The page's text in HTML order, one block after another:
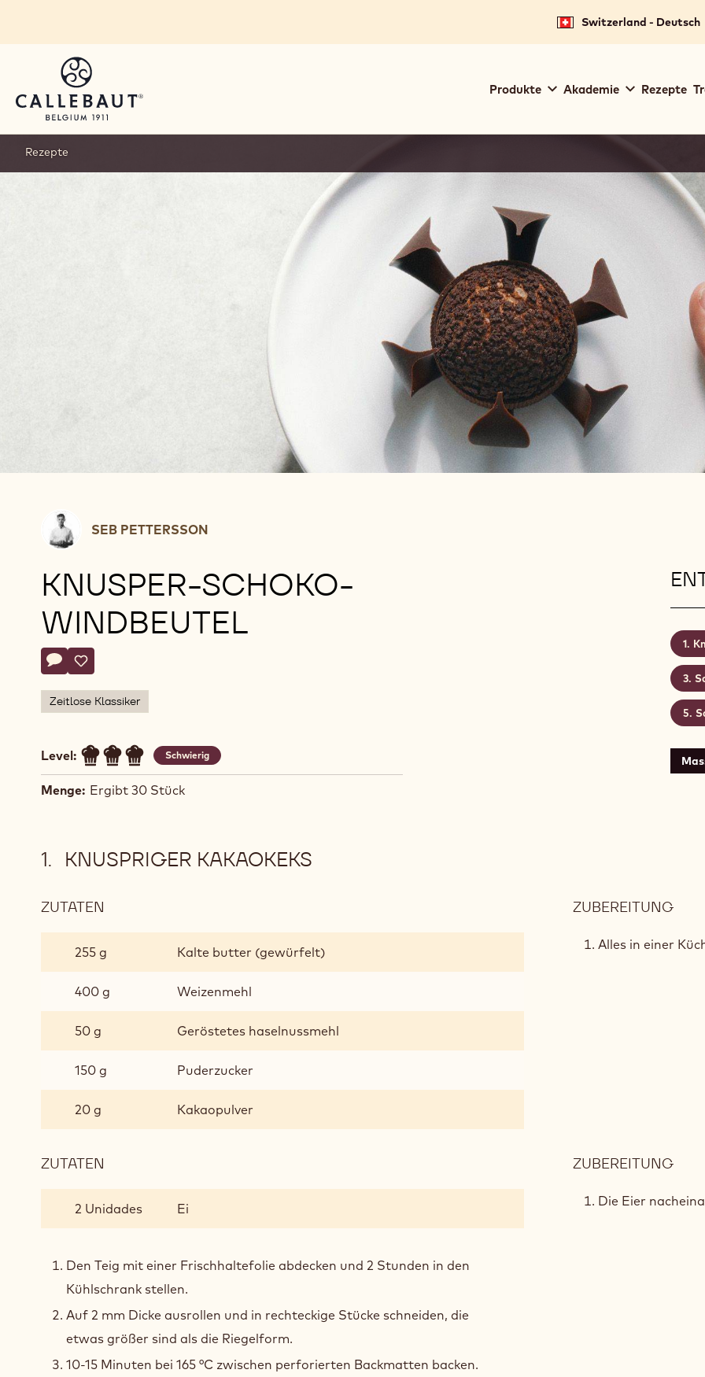
Switzerland - Deutsch
navigation
Produkte Akademie Rezepte
Rezepte
Seb
Pettersson
SEB PETTERSSON
KNUSPER-SCHOKO-
WINDBEUTEL
Actions
Schreibe einen Kommentar
- Knusper-Schoko-Windbeutel
Speichern
- Knusper-Schoko-Windbeutel
Zeitlose Klassiker
Level: Schwierig
Menge: Ergibt 30 Stück
KNUSPRIGER KAKAOKEKS
ZUTATEN
KAKAOKEKS
255 g Kalte butter (gewürfelt)
400 g Weizenmehl
50 g Geröstetes haselnussmehl
150 g Puderzucker
20 g Kakaopulver
ZUBEREITUNG:
Alles in einer
ZUTATEN
KAKAOKEKS
2 Unidades Ei
ZUBEREITUNG:
Die Eier
Den Teig mit einer Frischhaltefolie abdecken und 2 Stunden in den
Kühlschrank stellen.
Auf 2 mm Dicke ausrollen und in rechteckige Stücke schneiden, die
etwas größer sind als die Riegelform.
10-15 Minuten bei 165 °C zwischen perforierten Backmatten backen.